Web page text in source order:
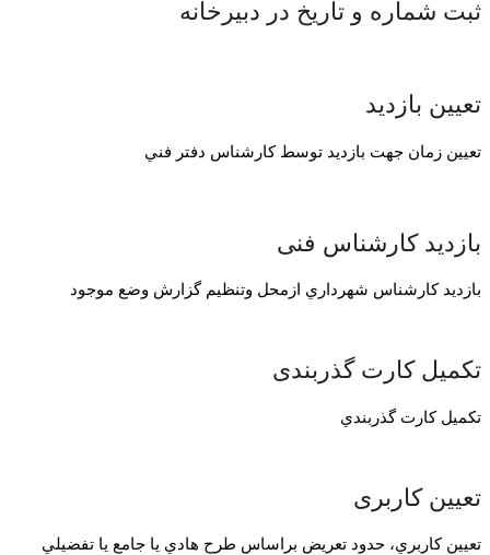
ثبت شماره و تاريخ در دبيرخانه
تعیین بازدید
تعيين زمان جهت بازديد توسط كارشناس دفتر فني
بازدید کارشناس فنی
بازديد كارشناس شهرداري ازمحل وتنظيم گزارش وضع موجود
تکمیل کارت گذربندی
تكميل كارت گذربندي
تعیین کاربری
تعيين كاربري، حدود تعريض براساس طرح هادي يا جامع يا تفضيلي